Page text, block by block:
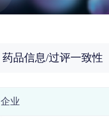
药品信息/过评一致性
企业